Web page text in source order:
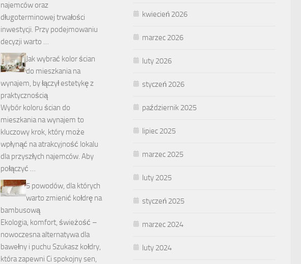
kwiecień 2026
marzec 2026
luty 2026
styczeń 2026
październik 2025
lipiec 2025
marzec 2025
luty 2025
styczeń 2025
marzec 2024
luty 2024
najemców oraz
długoterminowej trwałości
inwestycji. Przy podejmowaniu
decyzji warto …
Jak wybrać kolor ścian
do mieszkania na
wynajem, by łączył estetykę z
praktycznością
Wybór koloru ścian do
mieszkania na wynajem to
kluczowy krok, który może
wpłynąć na atrakcyjność lokalu
dla przyszłych najemców. Aby
połączyć …
5 powodów, dla których
warto zmienić kołdrę na
bambusową
Ekologia, komfort, świeżość –
nowoczesna alternatywa dla
bawełny i puchu Szukasz kołdry,
która zapewni Ci spokojny sen,